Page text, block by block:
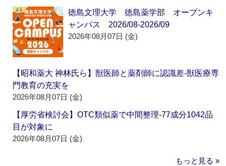
徳島文理大学 徳島薬学部 オープンキ
ャンパス 2026/08-2026/09
2026年08月07日 (金)
【昭和薬大 神林氏ら】獣医師と薬剤師に認識差‐獣医療専
門教育の充実を
2026年08月07日 (金)
【厚労省検討会】OTC類似薬で中間整理‐77成分1042品
目が対象に
2026年08月07日 (金)
もっと見る »